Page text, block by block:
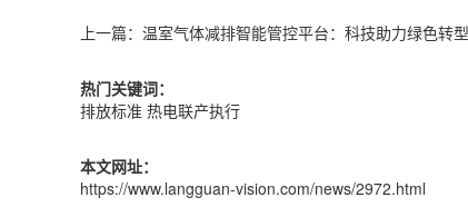
上一篇： 温室气体减排智能管控平台：科技助力绿色转型
热门关键词：
排放标准 热电联产执行
本文网址：
https://www.langguan-vision.com/news/2972.html